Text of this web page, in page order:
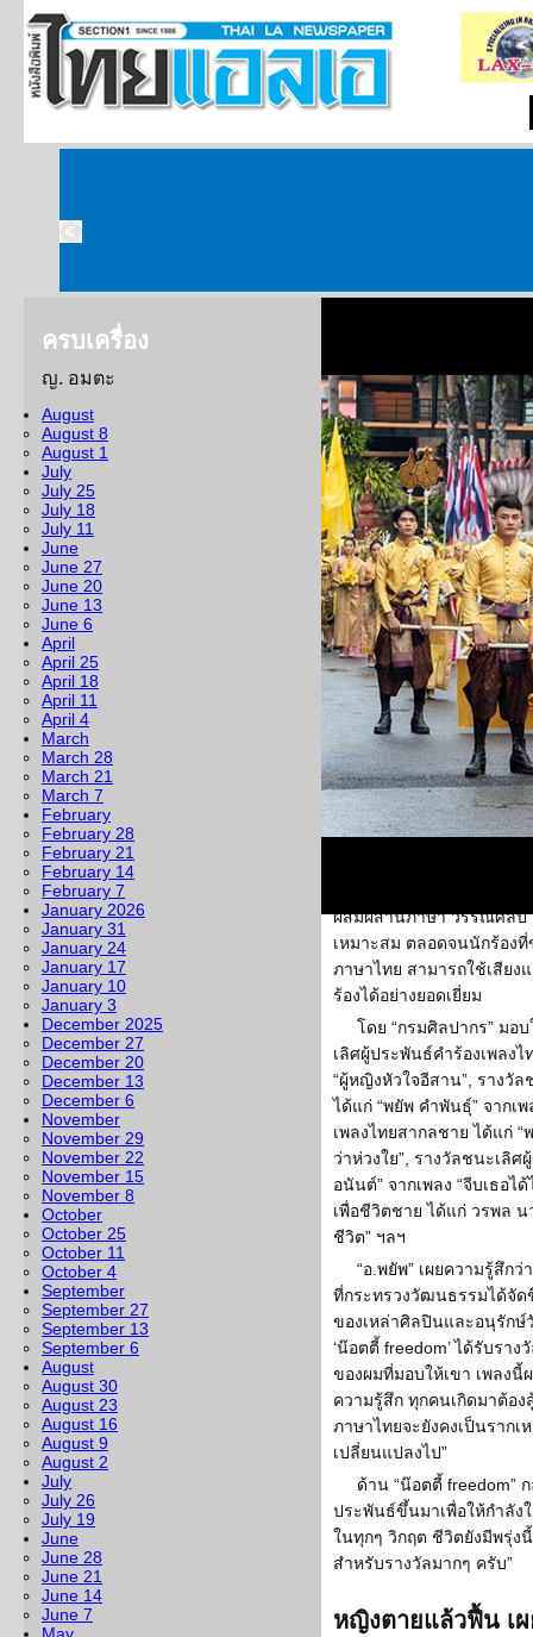
ครบเครื่อง
ญ. อมตะ
August
August 8
August 1
July
July 25
July 18
July 11
June
June 27
June 20
June 13
June 6
April
April 25
April 18
April 11
April 4
March
March 28
March 21
March 7
February
February 28
February 21
February 14
February 7
January 2026
January 31
January 24
January 17
January 10
January 3
December 2025
December 27
December 20
December 13
December 6
November
November 29
November 22
November 15
November 8
October
October 25
October 11
October 4
September
September 27
September 13
September 6
August
August 30
August 23
August 16
August 9
August 2
July
July 26
July 19
June
June 28
June 21
June 14
June 7
วธ.ปลุกพลังรัก มอ
ชาติ” 2568 “อ.พ
รางวัล “เพชรในเพ
กระทรวงวัฒนธรรมจัดง
ภายใต้แนวคิด “ร่วมสืบสา
ด้านภาษาอย่างยั่งยืน” โดย
วัฒนธรรม เป็นประธาน พ
กรมศิลปากร, “นางยุถิกา อิ
วัฒนธรรม ร่วมด้วยผู้บริหา
ร้อง และผู้ได้รับรางวัลเนื่
2568 เข้าร่วม ณ หอประ
ภายในงานมีการจัดแ
เป็นกิจกรรมในการส่งเสริ
บันดาลใจให้แก่เด็ก เยาวช
อนุรักษ์และการใช้ภาษาไ
สำคัญคือการมอบรางวัล “เ
ผสมผสานภาษา วรรณศิลป์
เหมาะสม ตลอดจนนักร้อง
ภาษาไทย สามารถใช้เสีย
ร้องได้อย่างยอดเยี่ยม
โดย “กรมศิลปากร” มอ
เลิศผู้ประพันธ์คำร้องเพลง
“ผู้หญิงหัวใจอีสาน”, รางวั
ได้แก่ “พยัพ คำพันธุ์” จากเ
เพลงไทยสากลชาย ได้แก่ “
ว่าห่วงใย”, รางวัลชนะเลิ
อนันต์” จากเพลง “จีบเธอไ
เพื่อชีวิตชาย ได้แก่ วรพล น
ชีวิต” ฯลฯ
“อ.พยัพ” เผยความรู้สึก
ที่กระทรวงวัฒนธรรมได้จัด
ของเหล่าศิลปินและอนุรัก
‘น๊อตตี้ freedom’ ได้รับรา
ของผมที่มอบให้เขา เพลง
ความรู้สึก ทุกคนเกิดมาต้อ
ภาษาไทยจะยังคงเป็นรากเ
เปลี่ยนแปลงไป”
ด้าน “น๊อตตี้ freedom”
ประพันธ์ขึ้นมาเพื่อให้กำลัง
ในทุกๆ วิกฤต ชีวิตยังมีพรุ่ง
สำหรับรางวัลมากๆ ครับ”
หญิงตายแล้วฟื้น เ